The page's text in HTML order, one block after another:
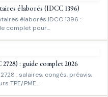
élaborés (IDCC 1396)
élaborés IDCC 1396 :
complet pour…
: guide complet 2026
: salaires, congés, préavis,
TPE/PME…